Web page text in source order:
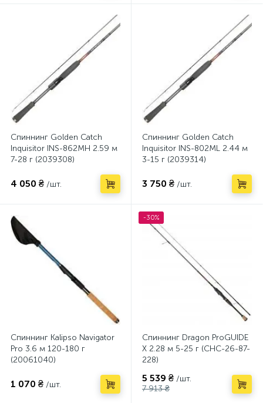
Спиннинг Golden Catch
Inquisitor INS-862MH 2.59 м
7-28 г (2039308)
4 050 ₴ /шт.
Спиннинг Golden Catch
Inquisitor INS-802ML 2.44 м
3-15 г (2039314)
3 750 ₴ /шт.
Спиннинг Kalipso Navigator
Pro 3.6 м 120-180 г
(20061040)
1 070 ₴ /шт.
-30%
Спиннинг Dragon ProGUIDE
X 2.28 м 5-25 г (CHC-26-87-
228)
5 539 ₴ /шт.
7 913 ₴